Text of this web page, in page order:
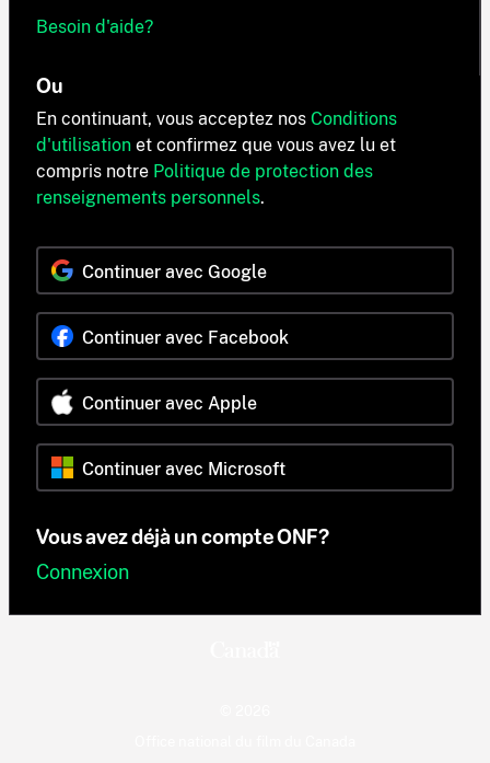
Besoin d'aide?
Ou
En continuant, vous acceptez nos Conditions
d'utilisation et confirmez que vous avez lu et
compris notre Politique de protection des
renseignements personnels.
Continuer avec Google
Continuer avec Facebook
Continuer avec Apple
Continuer avec Microsoft
Vous avez déjà un compte ONF?
Connexion